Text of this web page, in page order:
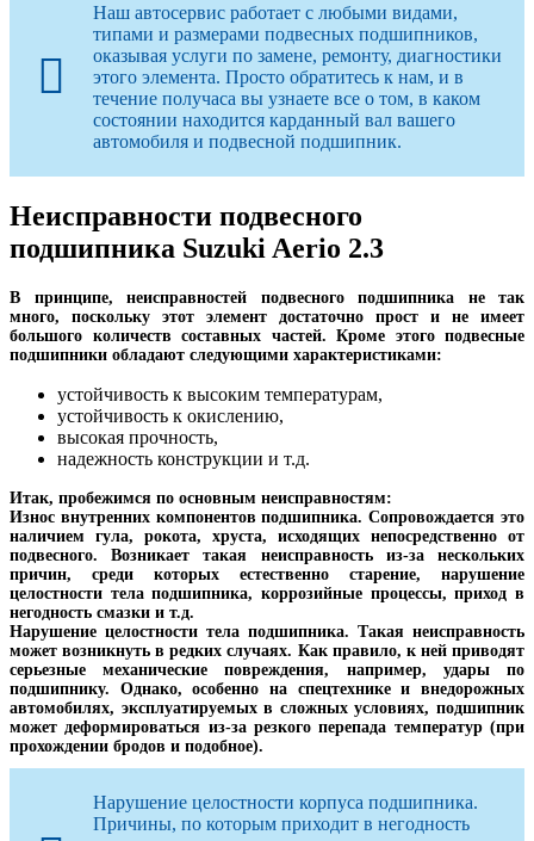
Наш автосервис работает с любыми видами,
типами и размерами подвесных подшипников,
оказывая услуги по замене, ремонту, диагностики
этого элемента. Просто обратитесь к нам, и в
течение получаса вы узнаете все о том, в каком
состоянии находится карданный вал вашего
автомобиля и подвесной подшипник.
Неисправности подвесного
подшипника Suzuki Aerio 2.3
В принципе, неисправностей подвесного подшипника не так
много, поскольку этот элемент достаточно прост и не имеет
большого количеств составных частей. Кроме этого подвесные
подшипники обладают следующими характеристиками:
устойчивость к высоким температурам,
устойчивость к окислению,
высокая прочность,
надежность конструкции и т.д.
Итак, пробежимся по основным неисправностям:
Износ внутренних компонентов подшипника. Сопровождается это
наличием гула, рокота, хруста, исходящих непосредственно от
подвесного. Возникает такая неисправность из-за нескольких
причин, среди которых естественно старение, нарушение
целостности тела подшипника, коррозийные процессы, приход в
негодность смазки и т.д.
Нарушение целостности тела подшипника. Такая неисправность
может возникнуть в редких случаях. Как правило, к ней приводят
серьезные механические повреждения, например, удары по
подшипнику. Однако, особенно на спецтехнике и внедорожных
автомобилях, эксплуатируемых в сложных условиях, подшипник
может деформироваться из-за резкого перепада температур (при
прохождении бродов и подобное).
Нарушение целостности корпуса подшипника.
Причины, по которым приходит в негодность